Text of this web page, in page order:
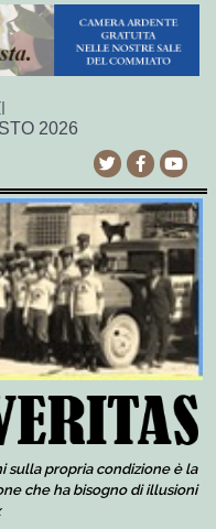
2026
sulla propria condizione è la
che ha bisogno di illusioni